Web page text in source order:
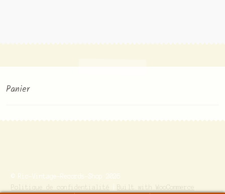
Panier
© Ric-Vintage-Records-Shop 2026
Politique de confidentialité
Built with WooCommerce